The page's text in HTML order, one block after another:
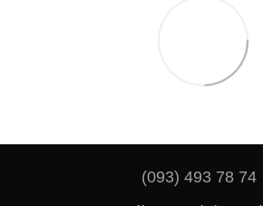
(093) 493 78 74